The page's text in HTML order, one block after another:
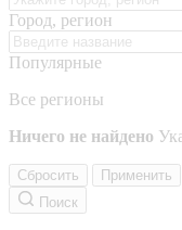
Город, регион
Популярные
Все регионы
Ничего не найдено
Сбросить
Применить
Поиск